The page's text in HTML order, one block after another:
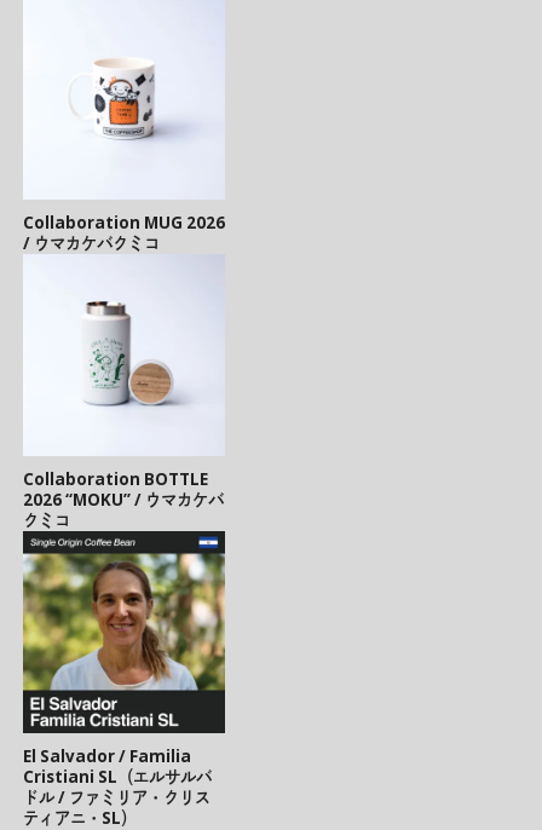
Collaboration MUG 2026
/ ウマカケバクミコ
Collaboration BOTTLE
2026 “MOKU” / ウマカケバ
クミコ
El Salvador / Familia
Cristiani SL（エルサルバ
ドル / ファミリア・クリス
ティアニ・SL）